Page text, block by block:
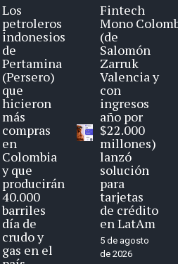
Los
petroleros
indonesios
de
Pertamina
(Persero)
que
hicieron
más
compras
en
Colombia
y que
producirán
40.000
barriles
día de
crudo y
gas en el
Fintech
Mono
(de
Salomón
Zarruk
Valencia y
con
ingresos
año por
$22.000
millones)
lanzó
solución
para
tarjetas
de crédito
en LatAm
5 de agosto
de 2026